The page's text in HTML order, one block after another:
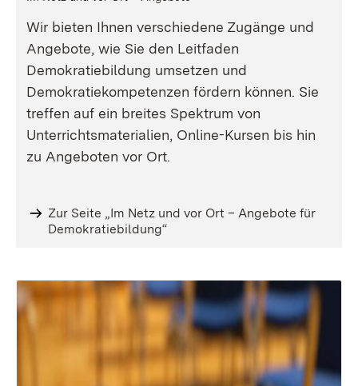
Wir bieten Ihnen verschiedene Zugänge und
Angebote, wie Sie den Leitfaden
Demokratiebildung umsetzen und
Demokratiekompetenzen fördern können. Sie
treffen auf ein breites Spektrum von
Unterrichtsmaterialien, Online-Kursen bis hin
zu Angeboten vor Ort.
Zur Seite „Im Netz und vor Ort – Angebote für
Demokratiebildung“